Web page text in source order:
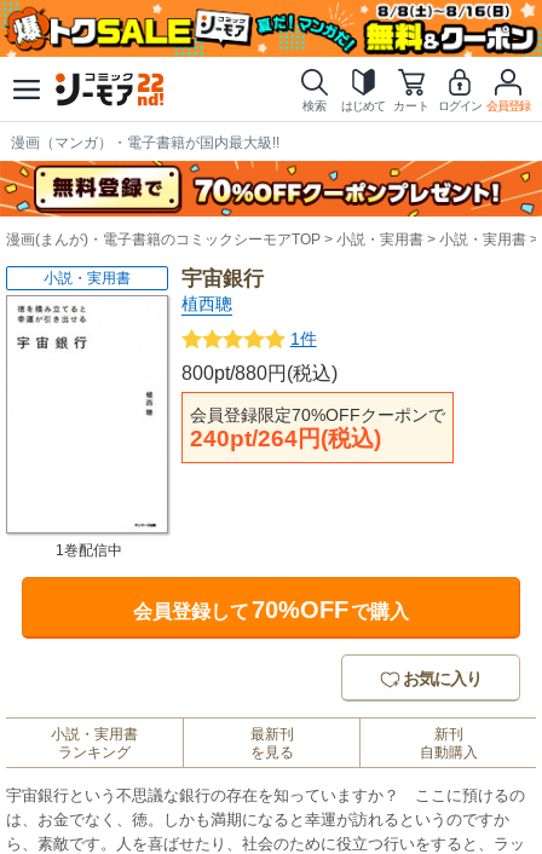
検索 はじめて カート ログイン 会員登録
漫画（マンガ）・電子書籍が国内最大級!!
漫画(まんが)・電子書籍のコミックシーモアTOP 小説・実用書 小説・実用書
宇宙銀行
植西聰
1件
800pt/880円(税込)
会員登録限定70%OFFクーポンで
240pt/264円(税込)
小説・実用書
1巻配信中
会員登録して70%OFFで購入
お気に入り
小説・実用書
ランキング
最新刊
を見る
新刊
自動購入
宇宙銀行という不思議な銀行の存在を知っていますか？ ここに預けるの
は、お金でなく、徳。しかも満期になると幸運が訪れるというのですか
ら、素敵です。人を喜ばせたり、社会のために役立つ行いをすると、ラッ